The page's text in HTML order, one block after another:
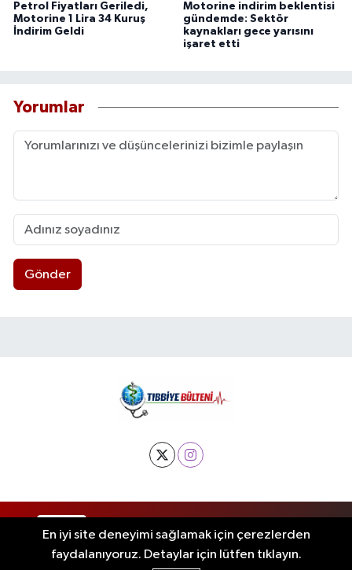
Petrol Fiyatları Geriledi,
Motorine 1 Lira 34 Kuruş
İndirim Geldi
Motorine indirim beklentisi
gündemde: Sektör
kaynakları gece yarısını
işaret etti
Yorumlar
Gönder
RSS Copyright © 2025. Her hakkı saklıdır.
En iyi site deneyimi sağlamak için çerezlerden
faydalanıyoruz. Detaylar için lütfen tıklayın.